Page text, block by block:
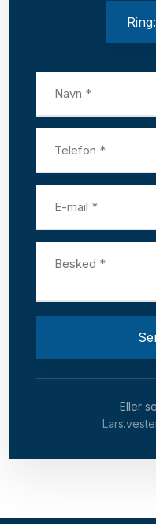
Eller